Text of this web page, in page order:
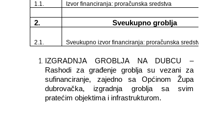
1.1. Izvor financiranja: proračunska sredstva
2. Sveukupno groblja
2.1. Sveukupno izvor financiranja: proračunska sredstva
IZGRADNJA GROBLJA NA DUBCU –
Rashodi za građenje groblja su vezani za
sufinanciranje, zajedno sa Općinom Župa
dubrovačka, izgradnja groblja sa svim
pratećim objektima i infrastrukturom.